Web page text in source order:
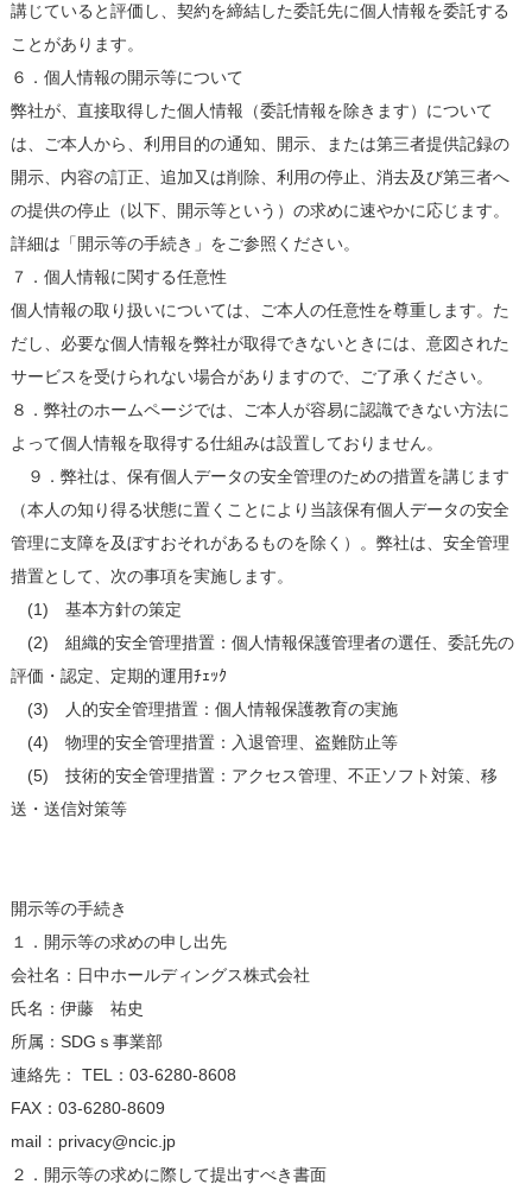
講じていると評価し、契約を締結した委託先に個人情報を委託する
ことがあります。
６．個人情報の開示等について
弊社が、直接取得した個人情報（委託情報を除きます）について
は、ご本人から、利用目的の通知、開示、または第三者提供記録の
開示、内容の訂正、追加又は削除、利用の停止、消去及び第三者へ
の提供の停止（以下、開示等という）の求めに速やかに応じます。
詳細は「開示等の手続き」をご参照ください。
７．個人情報に関する任意性
個人情報の取り扱いについては、ご本人の任意性を尊重します。た
だし、必要な個人情報を弊社が取得できないときには、意図された
サービスを受けられない場合がありますので、ご了承ください。
８．弊社のホームページでは、ご本人が容易に認識できない方法に
よって個人情報を取得する仕組みは設置しておりません。
９．弊社は、保有個人データの安全管理のための措置を講じます
（本人の知り得る状態に置くことにより当該保有個人データの安全
管理に支障を及ぼすおそれがあるものを除く）。弊社は、安全管理
措置として、次の事項を実施します。
(1) 基本方針の策定
(2) 組織的安全管理措置：個人情報保護管理者の選任、委託先の
評価・認定、定期的運用ﾁｪｯｸ
(3) 人的安全管理措置：個人情報保護教育の実施
(4) 物理的安全管理措置：入退管理、盗難防止等
(5) 技術的安全管理措置：アクセス管理、不正ソフト対策、移
送・送信対策等
開示等の手続き
１．開示等の求めの申し出先
会社名：日中ホールディングス株式会社
氏名：伊藤 祐史
所属：SDGｓ事業部
連絡先： TEL：03-6280-8608
FAX：03-6280-8609
mail：privacy@ncic.jp
２．開示等の求めに際して提出すべき書面